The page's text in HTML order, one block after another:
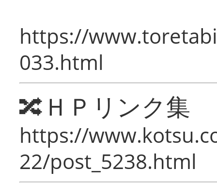
https://
033.html
🔀ＨＰリンク集
https://
22/post_5238.html